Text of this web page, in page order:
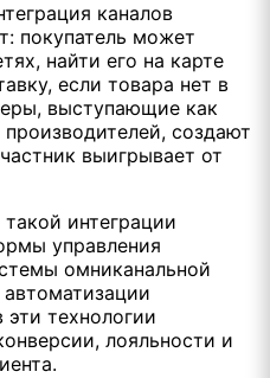
каналов
покупатель может
найти его на карте
если товара нет в
выступающие как
создают
выигрывает от
интеграции
управления
омниканальной
технологии
лояльности и